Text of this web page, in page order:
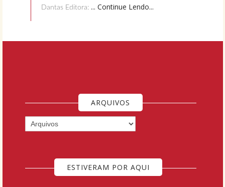
Dantas Editora: ... Continue Lendo...
ARQUIVOS
ESTIVERAM POR AQUI